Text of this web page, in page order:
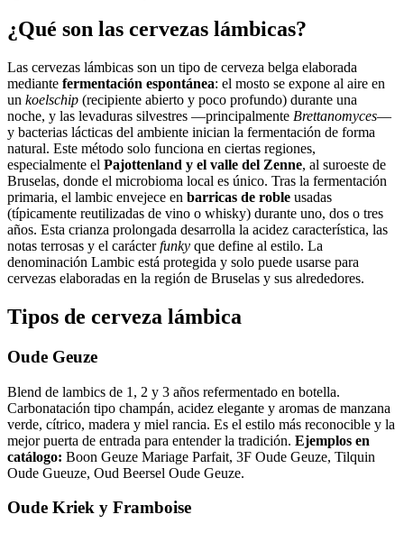
¿Qué son las cervezas lámbicas?
Las cervezas lámbicas son un tipo de cerveza belga elaborada
mediante fermentación espontánea: el mosto se expone al aire en
un koelschip (recipiente abierto y poco profundo) durante una
noche, y las levaduras silvestres —principalmente Brettanomyces—
y bacterias lácticas del ambiente inician la fermentación de forma
natural. Este método solo funciona en ciertas regiones,
especialmente el Pajottenland y el valle del Zenne, al suroeste de
Bruselas, donde el microbioma local es único. Tras la fermentación
primaria, el lambic envejece en barricas de roble usadas
(típicamente reutilizadas de vino o whisky) durante uno, dos o tres
años. Esta crianza prolongada desarrolla la acidez característica, las
notas terrosas y el carácterfunky que define al estilo. La
denominación Lambic está protegida y solo puede usarse para
cervezas elaboradas en la región de Bruselas y sus alrededores.
Tipos de cerveza lámbica
Oude Geuze
Blend de lambics de 1, 2 y 3 años refermentado en botella.
Carbonatación tipo champán, acidez elegante y aromas de manzana
verde, cítrico, madera y miel rancia. Es el estilo más reconocible y la
mejor puerta de entrada para entender la tradición. Ejemplos en
catálogo: Boon Geuze Mariage Parfait, 3F Oude Geuze, Tilquin
Oude Gueuze, Oud Beersel Oude Geuze.
Oude Kriek y Framboise